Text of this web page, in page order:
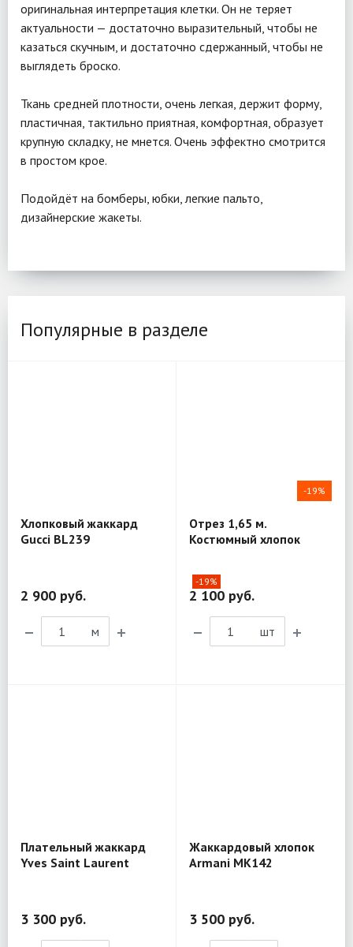
оригинальная интерпретация клетки. Он не теряет
актуальности — достаточно выразительный, чтобы не
казаться скучным, и достаточно сдержанный, чтобы не
выглядеть броско.
Ткань средней плотности, очень легкая, держит форму,
пластичная, тактильно приятная, комфортная, образует
крупную складку, не мнется. Очень эффектно смотрится
в простом крое.
Подойдёт на бомберы, юбки, легкие пальто,
дизайнерские жакеты.⠀
Популярные в разделе
Хлопковый жаккард
Gucci BL239
2 900 руб.
м
-19%
Отрез 1,65 м.
Костюмный хлопок
-19%
2 100 руб.
шт
Плательный жаккард
Yves Saint Laurent
3 300 руб.
Жаккардовый хлопок
Armani MK142
3 500 руб.